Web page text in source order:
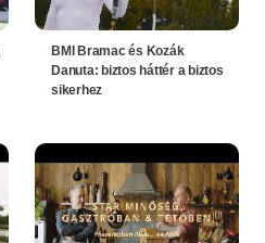
BMI Bramac és Kozák
Danuta: biztos háttér a biztos
sikerhez